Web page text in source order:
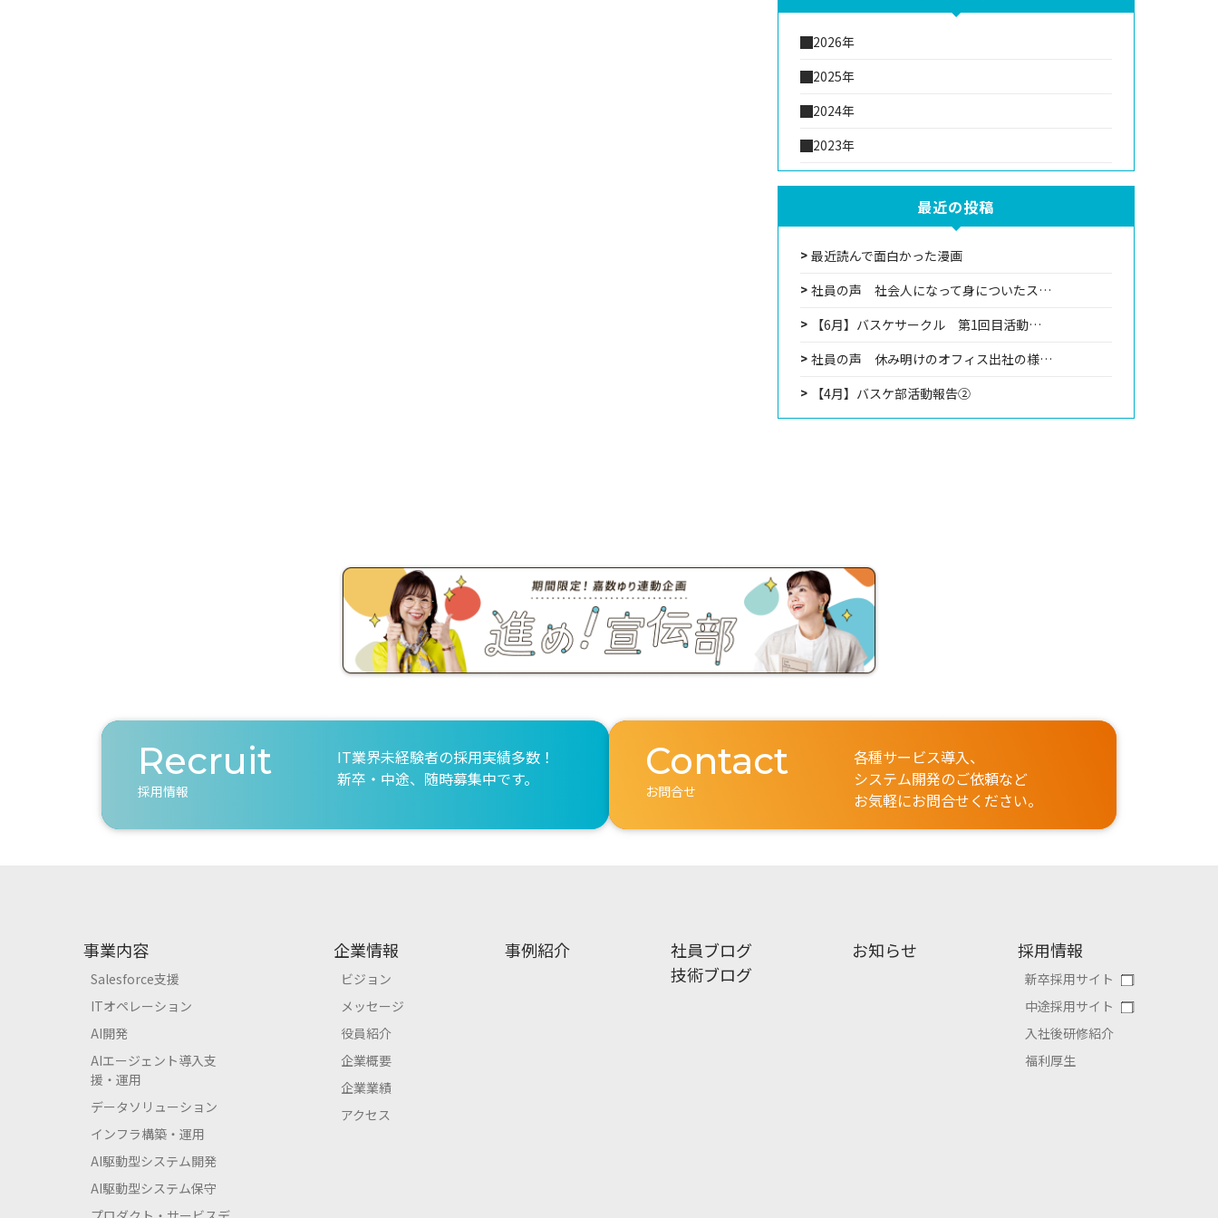
2026年
2025年
2024年
2023年
最近の投稿
最近読んで面白かった漫画
社員の声 社会人になって身についたス…
【6月】バスケサークル 第1回目活動…
社員の声 休み明けのオフィス出社の様…
【4月】バスケ部活動報告②
Recruit
採用情報
IT業界未経験者の採用実績多数！
新卒・中途、随時募集中です。
Contact
お問合せ
各種サービス導入、
システム開発のご依頼など
お気軽にお問合せください。
事業内容
Salesforce支援
ITオペレーション
AI開発
AIエージェント導入支
援・運用
データソリューション
インフラ構築・運用
AI駆動型システム開発
AI駆動型システム保守
企業情報
ビジョン
メッセージ
役員紹介
企業概要
企業業績
アクセス
事例紹介
社員ブログ
技術ブログ
お知らせ 採用情報
新卒採用サイト
中途採用サイト
入社後研修紹介
福利厚生